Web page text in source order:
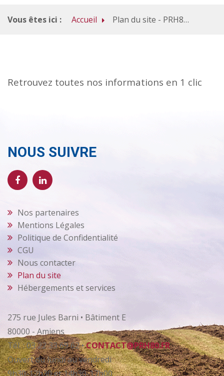
Vous êtes ici : Accueil Plan du site - PRH80 - Pôle Ressources Handicap de la Somme
Retrouvez toutes nos informations en 1 clic
NOUS SUIVRE
Nos partenaires
Mentions Légales
Politique de Confidentialité
CGU
Nous contacter
Plan du site
Hébergements et services
275 rue Jules Barni • Bâtiment E
80000 - Amiens
Tél. : 03 22 33 69 62 •CONTACT@PRH80.FR
Ouvert du lundi au vendredi
9h30-12h30 et 14h30-17h00